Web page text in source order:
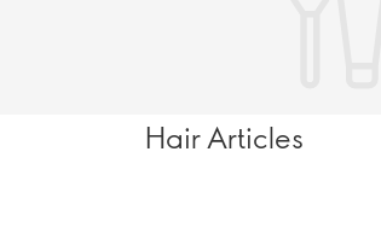
Hair Articles